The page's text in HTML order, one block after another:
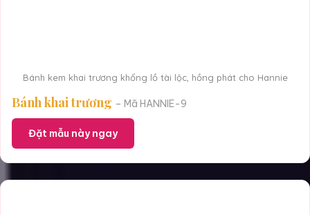
Bánh kem khai trương khổng lồ tài lộc, hồng phát cho Hannie
Bánh khai trương – Mã HANNIE-9
Đặt mẫu này ngay